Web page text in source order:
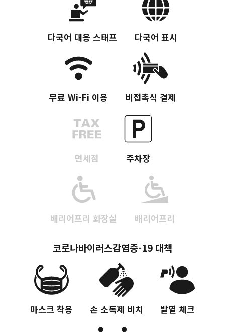
다국어 대응 스태프 다국어 표시
무료 Wi-Fi 이용 비접촉식 결제
면세점 주차장
배리어프리 화장실 배리어프리
코로나바이러스감염증-19 대책
마스크 착용 손 소독제 비치 발열 체크
Facebook에 공유
링크 복사